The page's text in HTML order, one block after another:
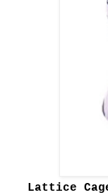
Lattice